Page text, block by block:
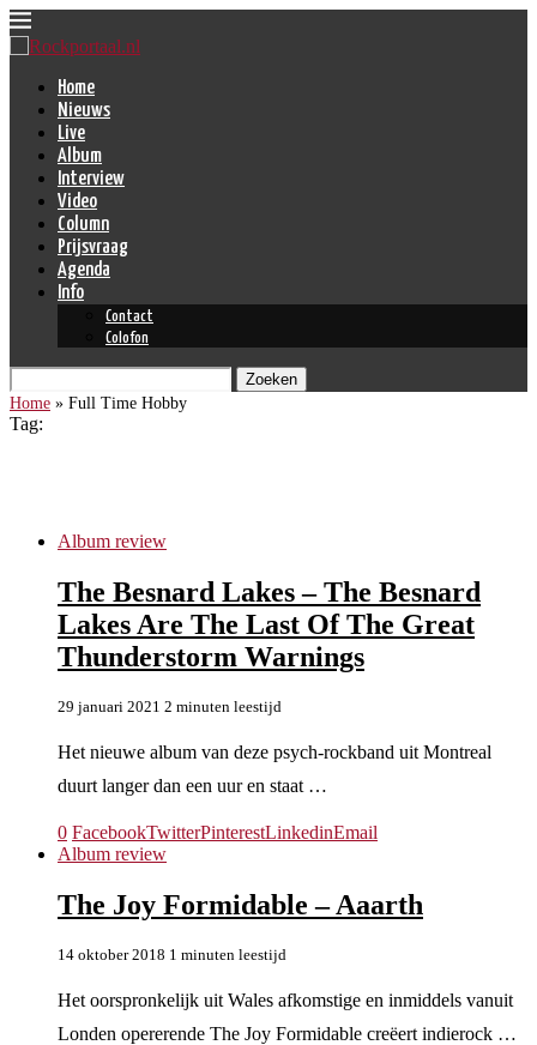
Home
Nieuws
Live
Album
Interview
Video
Column
Prijsvraag
Agenda
Info
Contact
Colofon
Zoeken
Home » Full Time Hobby
Tag:
Album review
The Besnard Lakes – The Besnard
Lakes Are The Last Of The Great
Thunderstorm Warnings
29 januari 2021 2 minuten leestijd
Het nieuwe album van deze psych-rockband uit Montreal
duurt langer dan een uur en staat …
0 FacebookTwitterPinterestLinkedinEmail
Album review
The Joy Formidable – Aaarth
14 oktober 2018 1 minuten leestijd
Het oorspronkelijk uit Wales afkomstige en inmiddels vanuit
Londen opererende The Joy Formidable creëert indierock …